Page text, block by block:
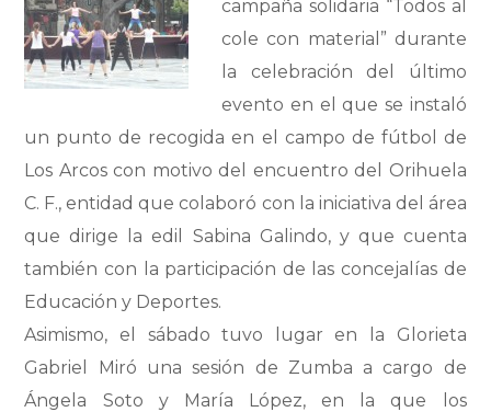
campaña solidaria “Todos al
cole con material” durante
la celebración del último
evento en el que se instaló
un punto de recogida en el campo de fútbol de
Los Arcos con motivo del encuentro del Orihuela
C. F., entidad que colaboró con la iniciativa del área
que dirige la edil Sabina Galindo, y que cuenta
también con la participación de las concejalías de
Educación y Deportes.
Asimismo, el sábado tuvo lugar en la Glorieta
Gabriel Miró una sesión de Zumba a cargo de
Ángela Soto y María López, en la que los